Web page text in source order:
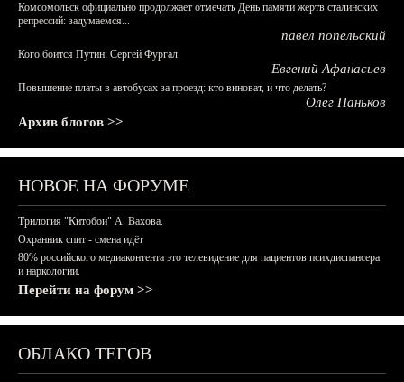
Комсомольск официально продолжает отмечать День памяти жертв сталинских
репрессий: задумаемся...
павел попельский
Кого боится Путин: Сергей Фургал
Евгений Афанасьев
Повышение платы в автобусах за проезд: кто виноват, и что делать?
Олег Паньков
Архив блогов >>
НОВОЕ НА ФОРУМЕ
Трилогия "Китобои" А. Вахова.
Охранник спит - смена идёт
80% российского медиаконтента это телевидение для пациентов психдиспансера
и наркологии.
Перейти на форум >>
ОБЛАКО ТЕГОВ